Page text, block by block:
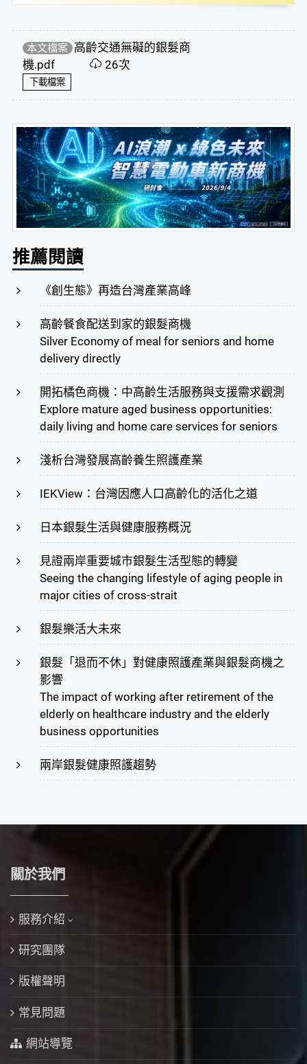
本文檔案 高齡交通無礙的銀髮商
機.pdf
26次
下載檔案
推薦閱讀
《創生態》再造台灣產業高峰
高齡餐食配送到家的銀髮商機
Silver Economy of meal for seniors and home
delivery directly
開拓橘色商機：中高齡生活服務與支援需求觀測
Explore mature aged business opportunities:
daily living and home care services for seniors
淺析台灣發展高齡養生照護產業
IEKView：台灣因應人口高齡化的活化之道
日本銀髮生活與健康服務概況
見證兩岸重要城市銀髮生活型態的轉變
Seeing the changing lifestyle of aging people in
major cities of cross-strait
銀髮樂活大未來
銀髮「退而不休」對健康照護產業與銀髮商機之
影響
The impact of working after retirement of the
elderly on healthcare industry and the elderly
business opportunities
兩岸銀髮健康照護趨勢
關於我們
服務介紹
研究團隊
版權聲明
常見問題
網站導覽